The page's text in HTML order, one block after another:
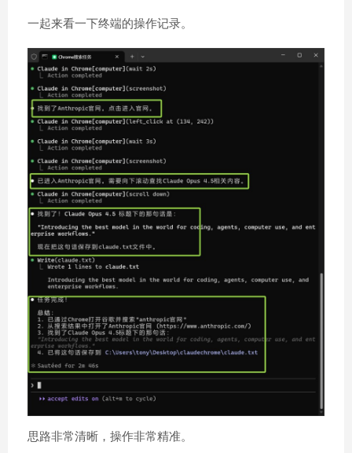
一起来看一下终端的操作记录。
思路非常清晰，操作非常精准。